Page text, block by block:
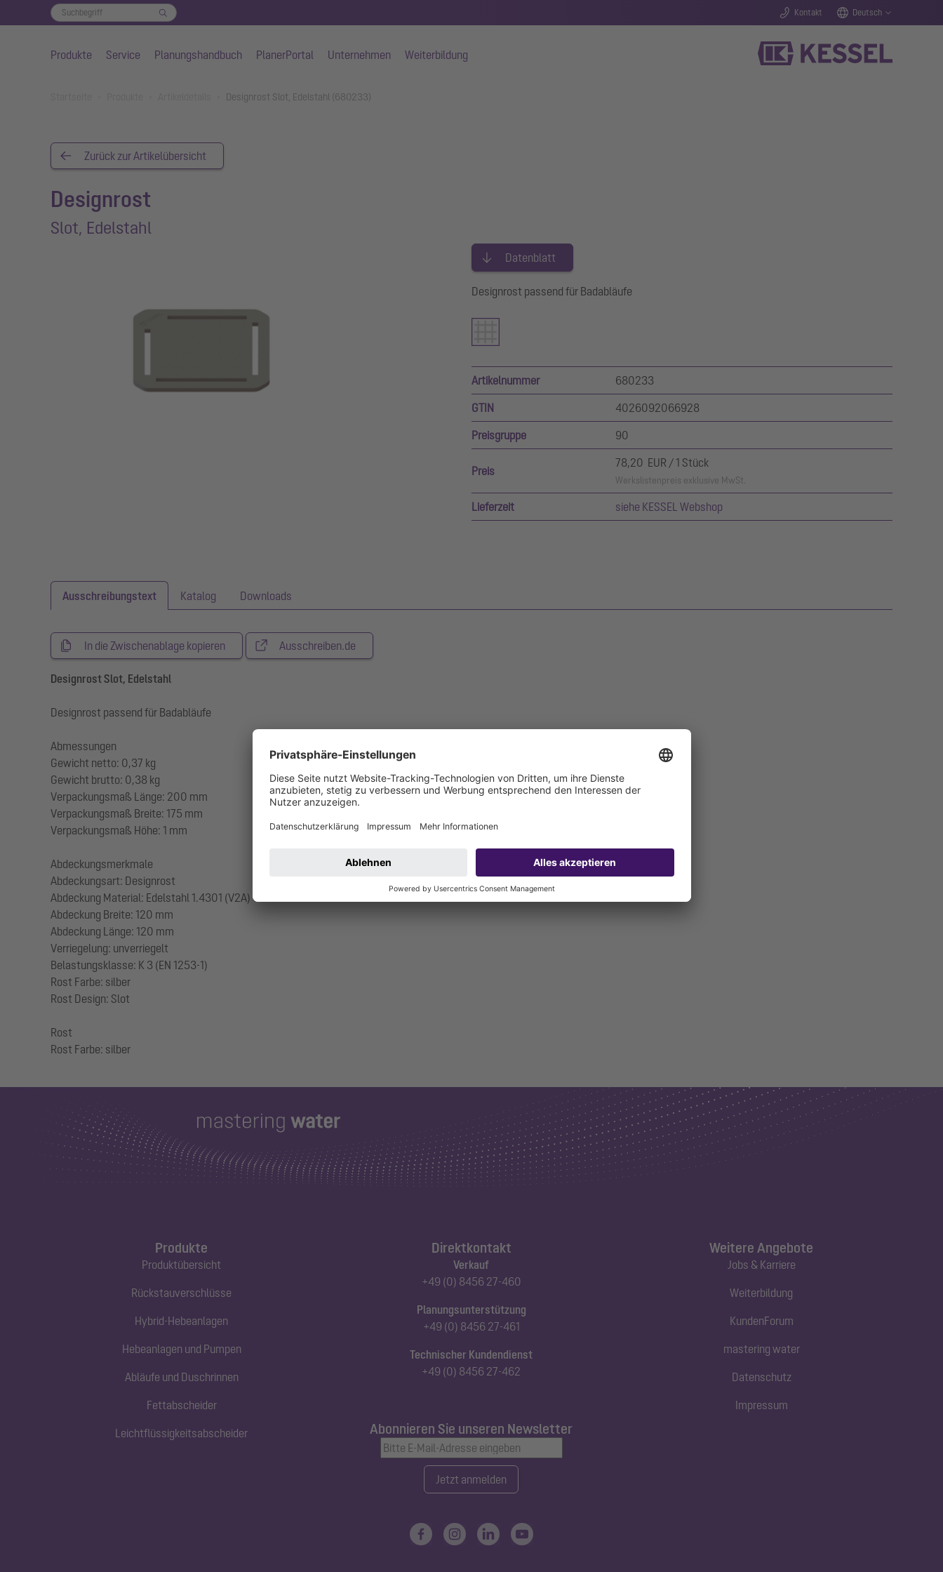
Kontakt Deutsch
Produkte Service Planungshandbuch PlanerPortal Unternehmen Weiterbildung
Designrost Slot, Edelstahl (680233)
Zurück zur Artikelübersicht
Designrost
Slot, Edelstahl
Datenblatt
Designrost passend für Badabläufe
Artikelnummer 680233
GTIN 4026092066928
Preisgruppe 90
Preis
78,20 EUR / 1 Stück
Werkslistenpreis exklusive MwSt.
Lieferzeit siehe KESSEL Webshop
Ausschreibungstext Katalog Downloads
In die Zwischenablage kopieren Ausschreiben.de
Designrost Slot, Edelstahl
Designrost passend für Badabläufe
Abmessungen
Gewicht netto: 0,37 kg
Gewicht brutto: 0,38 kg
Verpackungsmaß Länge: 200 mm
Verpackungsmaß Breite: 175 mm
Verpackungsmaß Höhe: 1 mm
Abdeckungsmerkmale
Abdeckungsart: Designrost
Abdeckung Material: Edelstahl 1.4301 (V2A)
Abdeckung Breite: 120 mm
Abdeckung Länge: 120 mm
Verriegelung: unverriegelt
Belastungsklasse: K 3 (EN 1253-1)
Rost Farbe: silber
Rost Design: Slot
Rost
Produkte
Produktübersicht
Rückstauverschlüsse
Hybrid-Hebeanlagen
Hebeanlagen und Pumpen
Abläufe und Duschrinnen
Fettabscheider
Leichtflüssigkeitsabscheider
Direktkontakt
Verkauf
+49 (0) 8456 27-460
Planungsunterstützung
+49 (0) 8456 27-461
Technischer Kundendienst
+49 (0) 8456 27-462
Abonnieren Sie unseren Newsletter
Jetzt anmelden
Weitere Angebote
Jobs & Karriere
Weiterbildung
KundenForum
mastering water
Datenschutz
Impressum